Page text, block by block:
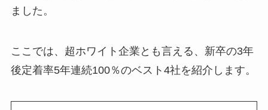
ました。
ここでは、超ホワイト企業とも言える、新卒の3年
後定着率5年連続100％のベスト4社を紹介します。